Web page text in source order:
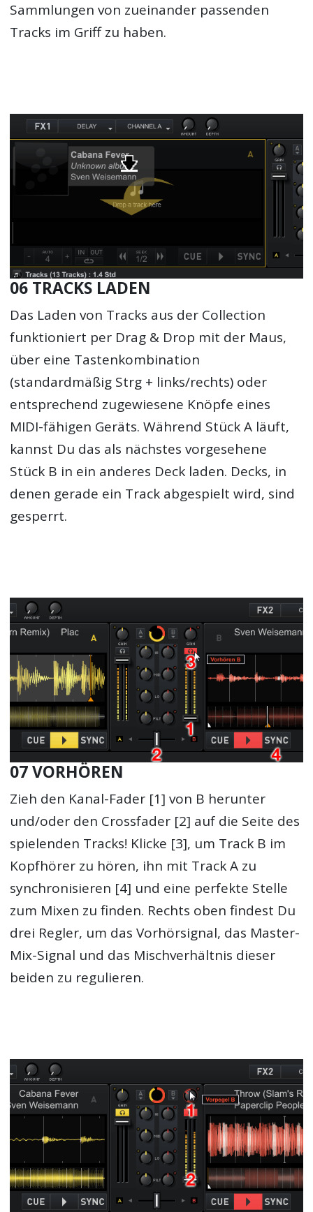
Sammlungen von zueinander passenden
Tracks im Griff zu haben.
06 TRACKS LADEN
Das Laden von Tracks aus der Collection
funktioniert per Drag & Drop mit der Maus,
über eine Tastenkombination
(standardmäßig Strg + links/rechts) oder
entsprechend zugewiesene Knöpfe eines
MIDI-fähigen Geräts. Während Stück A läuft,
kannst Du das als nächstes vorgesehene
Stück B in ein anderes Deck laden. Decks, in
denen gerade ein Track abgespielt wird, sind
gesperrt.
07 VORHÖREN
Zieh den Kanal-Fader [1] von B herunter
und/oder den Crossfader [2] auf die Seite des
spielenden Tracks! Klicke [3], um Track B im
Kopfhörer zu hören, ihn mit Track A zu
synchronisieren [4] und eine perfekte Stelle
zum Mixen zu finden. Rechts oben findest Du
drei Regler, um das Vorhörsignal, das Master-
Mix-Signal und das Mischverhältnis dieser
beiden zu regulieren.